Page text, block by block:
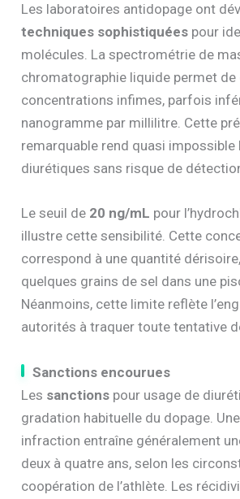
Les laboratoires antidopage ont
techniques sophistiquées pour
molécules. La spectrométrie de
chromatographie liquide permet
concentrations infimes, parfois
nanogramme par millilitre. Cette
remarquable rend quasi impossible
diurétiques sans risque de
Le seuil de 20 ng/mL pour
illustre cette sensibilité. Cette
correspond à une quantité
quelques grains de sel dans une
Néanmoins, cette limite reflète
autorités à traquer toute tentative
Sanctions encourues
Les sanctions pour usage de
gradation habituelle du dopage.
infraction entraîne généralement
deux à quatre ans, selon les
coopération de l’athlète. Les